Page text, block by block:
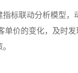
标联动分析模型，
单价的变化，及时